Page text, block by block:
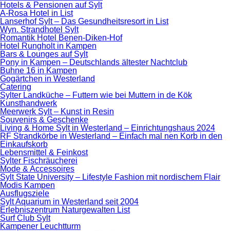
Hotels & Pensionen auf Sylt
A-Rosa Hotel in List
Lanserhof Sylt – Das Gesundheitsresort in List
Wyn. Strandhotel Sylt
Romantik Hotel Benen-Diken-Hof
Hotel Rungholt in Kampen
Bars & Lounges auf Sylt
Pony in Kampen – Deutschlands ältester Nachtclub
Buhne 16 in Kampen
Gogärtchen in Westerland
Catering
Sylter Landküche – Futtern wie bei Muttern in de Kök
Kunsthandwerk
Meerwerk Sylt – Kunst in Resin
Souvenirs & Geschenke
Living & Home Sylt in Westerland – Einrichtungshaus 2024
RF Strandkörbe in Westerland – Einfach mal nen Korb in den
Einkaufskorb
Lebensmittel & Feinkost
Sylter Fischräucherei
Mode & Accessoires
Sylt State University – Lifestyle Fashion mit nordischem Flair
Modis Kampen
Ausflugsziele
Sylt Aquarium in Westerland seit 2004
Erlebniszentrum Naturgewalten List
Surf Club Sylt
Kampener Leuchtturm